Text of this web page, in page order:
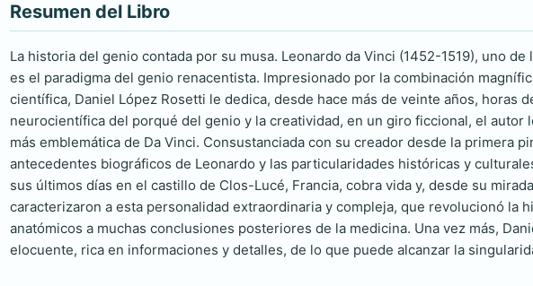
Resumen del Libro
La historia del genio contada por su musa. Leonardo da Vinci (1452-1519), uno
es el paradigma del genio renacentista. Impresionado por la combinación
científica, Daniel López Rosetti le dedica, desde hace más de veinte años, horas
neurocientífica del porqué del genio y la creatividad, en un giro ficcional, el autor
más emblemática de Da Vinci. Consustanciada con su creador desde la primera
antecedentes biográficos de Leonardo y las particularidades históricas y
sus últimos días en el castillo de Clos-Lucé, Francia, cobra vida y, desde su
caracterizaron a esta personalidad extraordinaria y compleja, que revolucionó la
anatómicos a muchas conclusiones posteriores de la medicina. Una vez más,
elocuente, rica en informaciones y detalles, de lo que puede alcanzar la